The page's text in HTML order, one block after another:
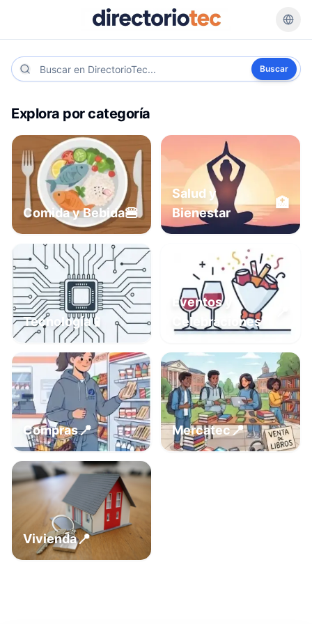
Buscar
Explora por categoría
Comida y Bebida🍔
Salud y
Bienestar
🏥
Tecnología📱
Eventos y
Celebraciones
Compras📍 Mercatec📍
Vivienda📍